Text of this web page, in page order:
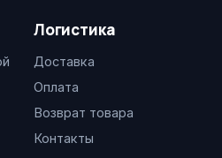
Логистика
Доставка
Оплата
Возврат товара
Контакты